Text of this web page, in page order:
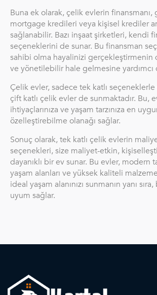
Buna ek olarak, çelik evlerin finansmanı,
mortgage kredileri veya kişisel krediler
sağlanabilir. Bazı inşaat şirketleri, kendi
seçeneklerini de sunar. Bu finansman
sahibi olma hayalinizi gerçekleştirmenin
ve yönetilebilir hale gelmesine yardımcı
Çelik evler, sadece tek katlı seçeneklerle
çift katlı çelik evler de sunmaktadır. Bu,
ihtiyaçlarınıza ve yaşam tarzınıza en
özelleştirebilme olanağı sağlar.
Sonuç olarak, tek katlı çelik evlerin
seçenekleri, size maliyet-etkin,
dayanıklı bir ev sunar. Bu evler, modern
yaşam alanları ve yüksek kaliteli
ideal yaşam alanınızı sunmanın yanı
uyum sağlar.